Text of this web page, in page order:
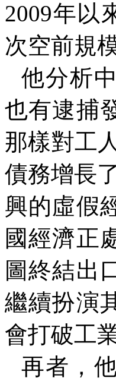
2009年以
次空前規
他分析
也有逮捕
那樣對工
債務增長了
興的虛假
國經濟正
圖終結出
繼續扮演
會打破工
再者，